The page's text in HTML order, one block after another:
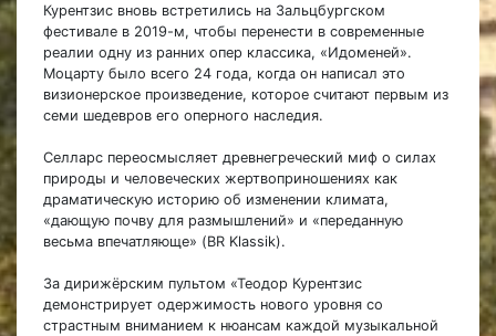
Курентзис вновь встретились на Зальцбургском
фестивале в 2019-м, чтобы перенести в современные
реалии одну из ранних опер классика, «Идоменей».
Моцарту было всего 24 года, когда он написал это
визионерское произведение, которое считают первым из
семи шедевров его оперного наследия.
Селларс переосмысляет древнегреческий миф о силах
природы и человеческих жертвоприношениях как
драматическую историю об изменении климата,
«дающую почву для размышлений» и «переданную
весьма впечатляюще» (BR Klassik).
За дирижёрским пультом «Теодор Курентзис
демонстрирует одержимость нового уровня со
страстным вниманием к нюансам каждой музыкальной